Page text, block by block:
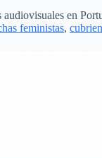
audiovisuales en
feministas,